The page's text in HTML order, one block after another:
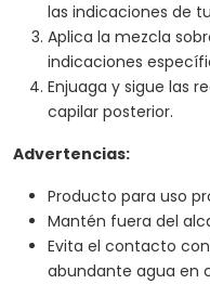
las indicaciones de
Aplica la mezcla
indicaciones
Enjuaga y sigue las
capilar posterior.
Advertencias:
Producto para uso
Mantén fuera del
Evita el contacto
abundante agua en